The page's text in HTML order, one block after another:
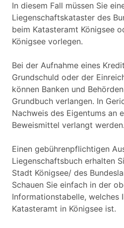
In diesem Fall müssen Sie
Liegenschaftskataster des
beim Katasteramt Königsee
Königsee vorlegen.
Bei der Aufnahme eines
Grundschuld oder der
können Banken und
Grundbuch verlangen. In
Nachweis des Eigentums an
Beweismittel verlangt werden.
Einen gebührenpflichtigen
Liegenschaftsbuch erhalten
Stadt Königsee/ des
Schauen Sie einfach in der
Informationstabelle, welches
Katasteramt in Königsee ist.